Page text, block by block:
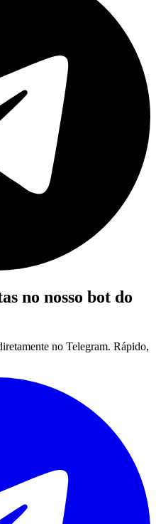
no nosso bot do
no Telegram. Rápido,